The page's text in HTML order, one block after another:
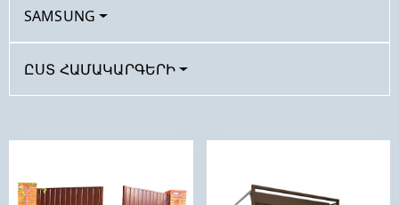
SAMSUNG
ԸՍՏ ՀԱՄԱԿԱՐԳԵՐԻ